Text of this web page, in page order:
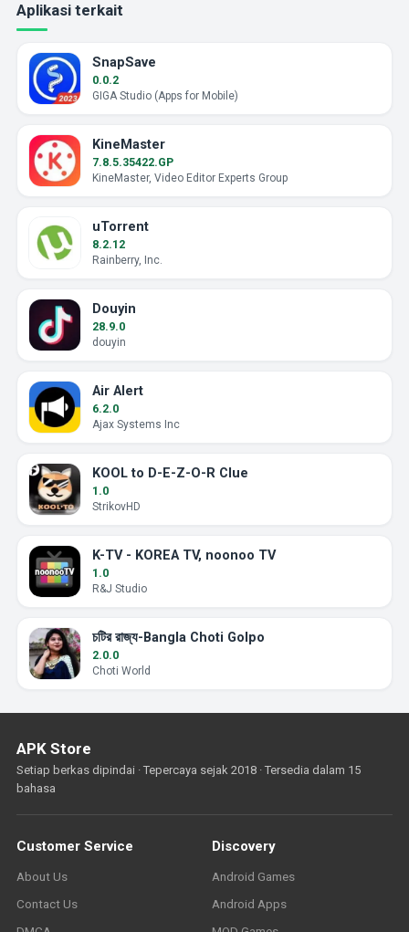
Aplikasi terkait
SnapSave
0.0.2
GIGA Studio (Apps for Mobile)
KineMaster
7.8.5.35422.GP
KineMaster, Video Editor Experts Group
uTorrent
8.2.12
Rainberry, Inc.
Douyin
28.9.0
douyin
Air Alert
6.2.0
Ajax Systems Inc
KOOL to D-E-Z-O-R Clue
1.0
StrikovHD
K-TV - KOREA TV, noonoo TV
1.0
R&J Studio
চটির রাজ্য-Bangla Choti Golpo
2.0.0
Choti World
APK Store
Setiap berkas dipindai · Tepercaya sejak 2018 · Tersedia dalam 15
bahasa
Customer Service
About Us
Contact Us
Discovery
Android Games
Android Apps